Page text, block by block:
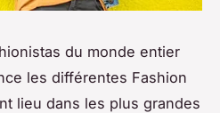
du monde entier
les différentes Fashion
lieu dans les plus grandes